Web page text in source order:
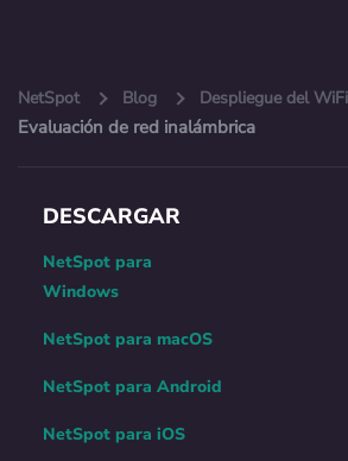
NetSpot Blog Despliegue del WiFi
Evaluación de red inalámbrica
DESCARGAR
NetSpot para
Windows
NetSpot para macOS
NetSpot para Android
NetSpot para iOS